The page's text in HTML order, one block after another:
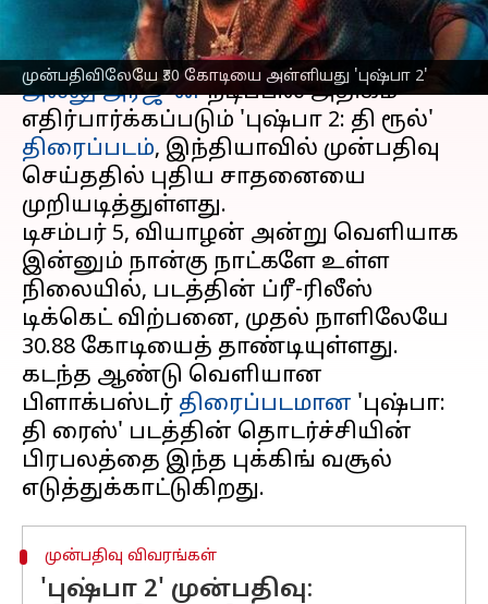
முன்பதிவிலேயே ₹30 கோடியை அள்ளியது 'புஷ்பா 2'
செய்தி முன்னோட்டம்
அல்லு அர்ஜுன்நடிப்பில் அதிகம்
எதிர்பார்க்கப்படும் 'புஷ்பா 2: தி ரூல்'
திரைப்படம், இந்தியாவில் முன்பதிவு
செய்ததில் புதிய சாதனையை
முறியடித்துள்ளது.
டிசம்பர் 5, வியாழன் அன்று வெளியாக
இன்னும் நான்கு நாட்களே உள்ள
நிலையில், படத்தின் ப்ரீ-ரிலீஸ்
டிக்கெட் விற்பனை, முதல் நாளிலேயே
₹30.88 கோடியைத் தாண்டியுள்ளது.
கடந்த ஆண்டு வெளியான
பிளாக்பஸ்டர் திரைப்படமான 'புஷ்பா:
தி ரைஸ்' படத்தின் தொடர்ச்சியின்
பிரபலத்தை இந்த புக்கிங் வசூல்
முன்பதிவு விவரங்கள்
'புஷ்பா 2' முன்பதிவு: